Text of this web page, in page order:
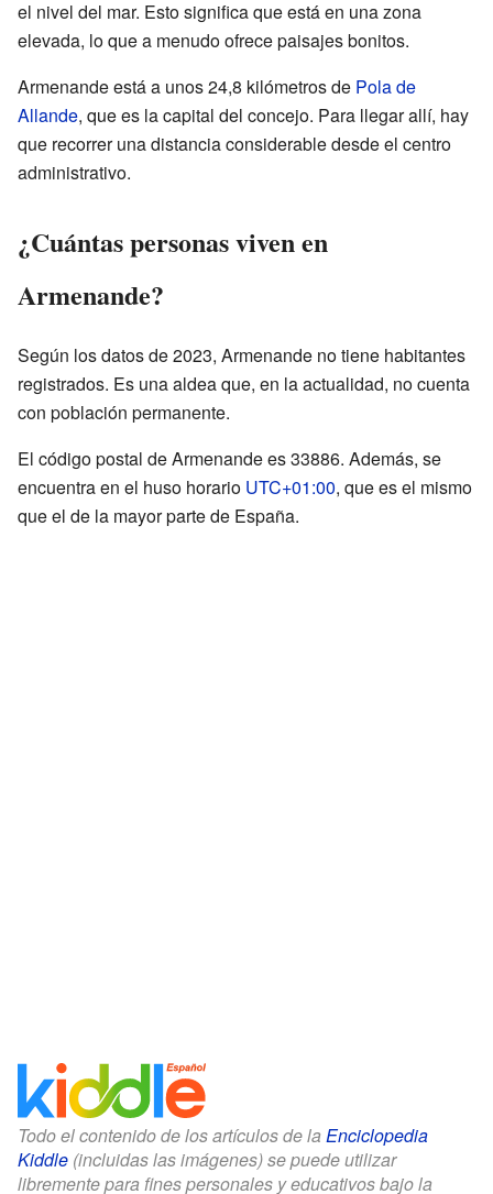
el nivel del mar. Esto significa que está en una zona
elevada, lo que a menudo ofrece paisajes bonitos.
Armenande está a unos 24,8 kilómetros de Pola de
Allande, que es la capital del concejo. Para llegar allí, hay
que recorrer una distancia considerable desde el centro
administrativo.
¿Cuántas personas viven en
Armenande?
Según los datos de 2023, Armenande no tiene habitantes
registrados. Es una aldea que, en la actualidad, no cuenta
con población permanente.
El código postal de Armenande es 33886. Además, se
encuentra en el huso horario UTC+01:00, que es el mismo
que el de la mayor parte de España.
Todo el contenido de los artículos de la Enciclopedia
Kiddle (incluidas las imágenes) se puede utilizar
libremente para fines personales y educativos bajo la